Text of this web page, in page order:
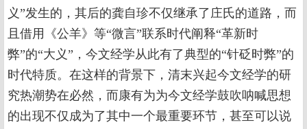
义”发生的，其后的龚自珍不仅继承了庄氏的道路，而
且借用《公羊》等“微言”联系时代阐释“革新时
弊”的“大义”，今文经学从此有了典型的“针砭时弊”的
时代特质。在这样的背景下，清末兴起今文经学的研
究热潮势在必然，而康有为为今文经学鼓吹呐喊思想
的出现不仅成为了其中一个最重要环节，甚至可以说